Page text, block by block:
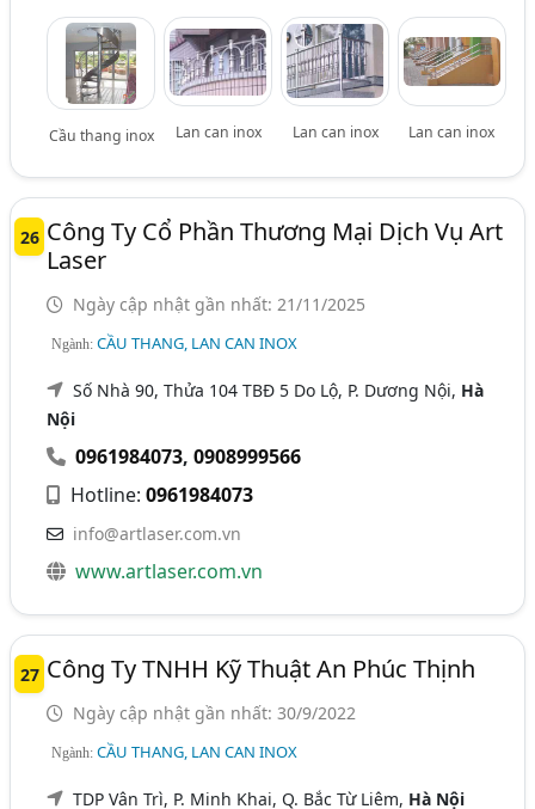
Cầu thang inox Lan can inox Lan can inox Lan can inox
26 Công Ty Cổ Phần Thương Mại Dịch Vụ Art
Laser
Ngày cập nhật gần nhất: 21/11/2025
Ngành:CẦU THANG, LAN CAN INOX
Số Nhà 90, Thửa 104 TBĐ 5 Do Lộ, P. Dương Nội, Hà
Nội
0961984073,0908999566
Hotline:0961984073
info@artlaser.com.vn
www.artlaser.com.vn
27 Công Ty TNHH Kỹ Thuật An Phúc Thịnh
Ngày cập nhật gần nhất: 30/9/2022
Ngành:CẦU THANG, LAN CAN INOX
TDP Vân Trì, P. Minh Khai, Q. Bắc Từ Liêm, Hà Nội